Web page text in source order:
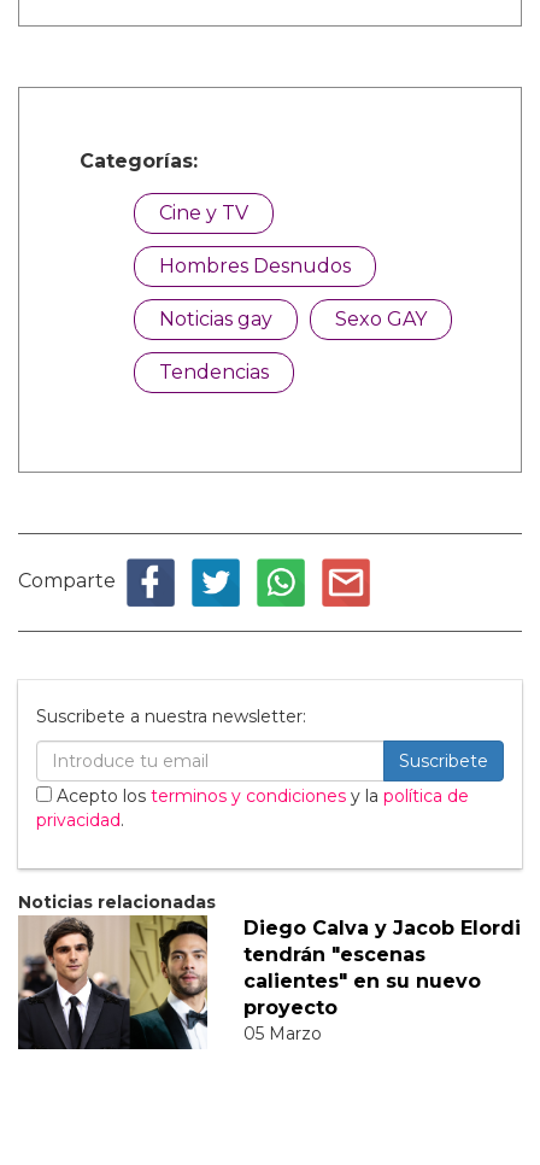
Categorías:
Cine y TV
Hombres Desnudos
Noticias gay Sexo GAY
Tendencias
Comparte
Suscribete a nuestra newsletter:
Suscribete
Acepto los terminos y condiciones y la política de
privacidad.
Noticias relacionadas
Diego Calva y Jacob Elordi
tendrán "escenas
calientes" en su nuevo
proyecto
05 Marzo